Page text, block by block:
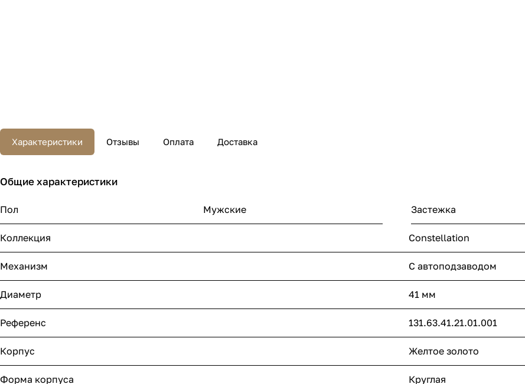
Характеристики Отзывы Оплата Доставка
Общие характеристики
Пол Мужские Застежка
Коллекция Constellation
Механизм С автоподзаводом
Диаметр 41 мм
Референс 131.63.41.21.01.001
Корпус Желтое золото
Форма корпуса Круглая